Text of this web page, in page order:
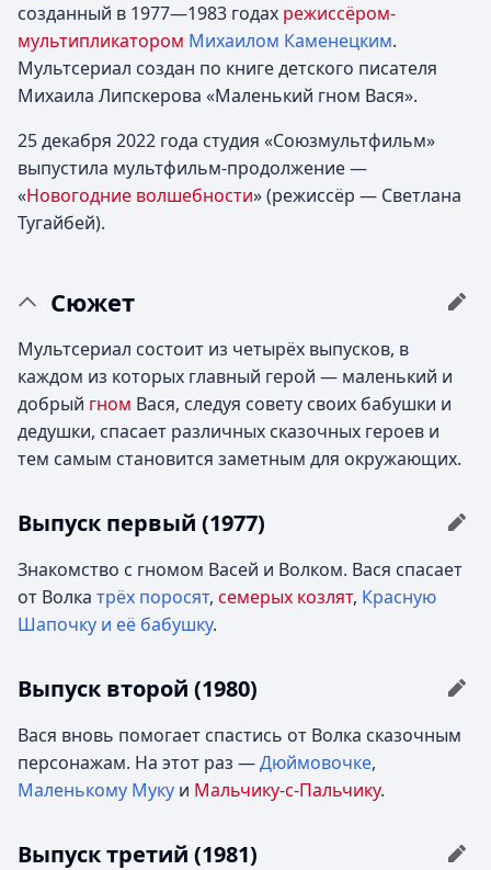
созданный в 1977—1983 годах режиссёром-
мультипликатором Михаилом Каменецким.
Мультсериал создан по книге детского писателя
Михаила Липскерова «Маленький гном Вася».
25 декабря 2022 года студия «Союзмультфильм»
выпустила мультфильм-продолжение —
«Новогодние волшебности» (режиссёр — Светлана
Тугайбей).
Сюжет
Мультсериал состоит из четырёх выпусков, в
каждом из которых главный герой — маленький и
добрый гном Вася, следуя совету своих бабушки и
дедушки, спасает различных сказочных героев и
тем самым становится заметным для окружающих.
Выпуск первый (1977)
Знакомство с гномом Васей и Волком. Вася спасает
от Волка трёх поросят, семерых козлят, Красную
Шапочку и её бабушку.
Выпуск второй (1980)
Вася вновь помогает спастись от Волка сказочным
персонажам. На этот раз —Дюймовочке,
Маленькому Муку и Мальчику-с-Пальчику.
Выпуск третий (1981)